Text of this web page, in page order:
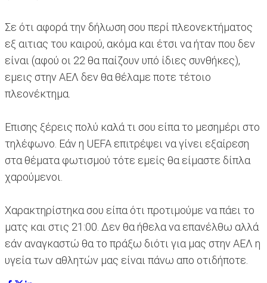
Σε ότι αφορά την δήλωση σου περί πλεονεκτήματος
εξ αιτιας του καιρού, ακόμα και έτσι να ήταν που δεν
είναι (αφού οι 22 θα παίζουν υπό ίδιες συνθήκες),
εμεις στην ΑΕΛ δεν θα θέλαμε ποτε τέτοιο
πλεονέκτημα.
Επισης ξέρεις πολύ καλά τι σου είπα το μεσημέρι στο
τηλέφωνο. Εάν η UEFA επιτρέψει να γίνει εξαίρεση
στα θέματα φωτισμού τότε εμείς θα είμαστε δίπλα
χαρούμενοι.
Χαρακτηρίστηκα σου είπα ότι προτιμούμε να πάει το
ματς και στις 21:00. Δεν θα ήθελα να επανέλθω αλλά
εάν αναγκαστώ θα το πράξω διότι για μας στην ΑΕΛ η
υγεία των αθλητών μας είναι πάνω απο οτιδήποτε.